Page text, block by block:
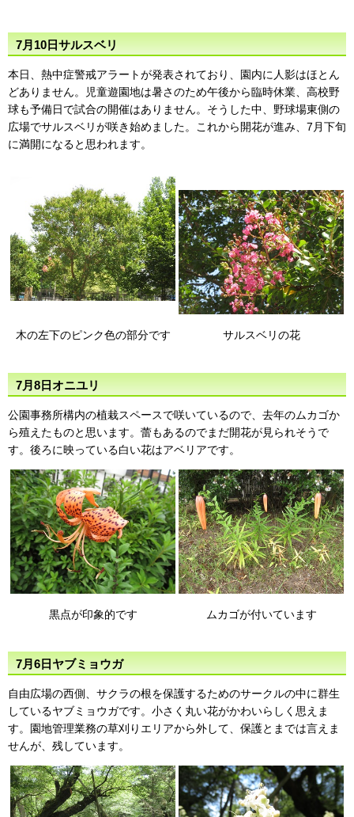
7月10日サルスベリ
本日、熱中症警戒アラートが発表されており、園内に人影はほとん
どありません。児童遊園地は暑さのため午後から臨時休業、高校野
球も予備日で試合の開催はありません。そうした中、野球場東側の
広場でサルスベリが咲き始めました。これから開花が進み、7月下旬
に満開になると思われます。
木の左下のピンク色の部分です サルスベリの花
7月8日オニユリ
公園事務所構内の植栽スペースで咲いているので、去年のムカゴか
ら殖えたものと思います。蕾もあるのでまだ開花が見られそうで
す。後ろに映っている白い花はアベリアです。
黒点が印象的です ムカゴが付いています
7月6日ヤブミョウガ
自由広場の西側、サクラの根を保護するためのサークルの中に群生
しているヤブミョウガです。小さく丸い花がかわいらしく思えま
す。園地管理業務の草刈りエリアから外して、保護とまでは言えま
せんが、残しています。